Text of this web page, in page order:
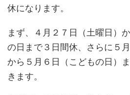
休になります。
まず、４月２７日（土曜日）
の日まで３日間休、さらに５
から５月６日（こどもの日）
きます。